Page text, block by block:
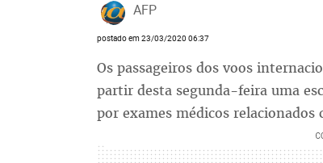
AFP
postado em 23/03/2020 06:37
Os passageiros dos voos
partir desta segunda-feira uma
por exames médicos